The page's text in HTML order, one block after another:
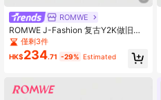
ROMWE
ROMWE J-Fashion 复古Y2K做旧水
洗牛仔鱼尾荷叶边下摆长裙
僅剩3件
HK$234.71 -29% Estimated